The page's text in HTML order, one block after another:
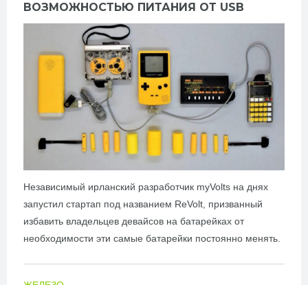
ВОЗМОЖНОСТЬЮ ПИТАНИЯ ОТ USB
Независимый ирланский разработчик myVolts на днях
запустил стартап под названием ReVolt, призванный
избавить владельцев девайсов на батарейках от
необходимости эти самые батарейки постоянно менять.